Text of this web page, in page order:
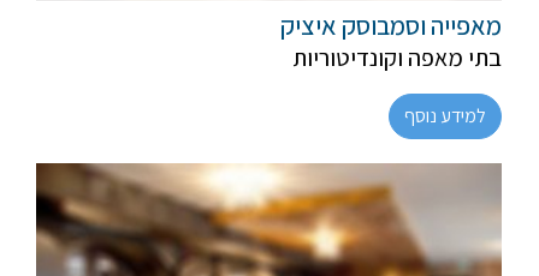
מאפייה וסמבוסק איציק
בתי מאפה וקונדיטוריות
למידע נוסף